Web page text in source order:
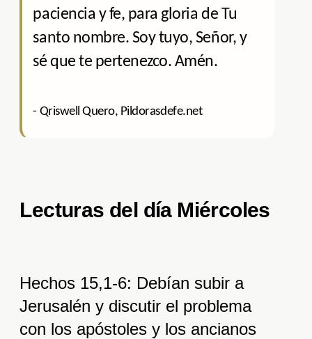
paciencia y fe, para gloria de Tu
santo nombre. Soy tuyo, Señor, y
sé que te pertenezco. Amén.
- Qriswell Quero, Pildorasdefe.net
Lecturas del día Miércoles
Hechos 15,1-6: Debían subir a
Jerusalén y discutir el problema
con los apóstoles y los ancianos